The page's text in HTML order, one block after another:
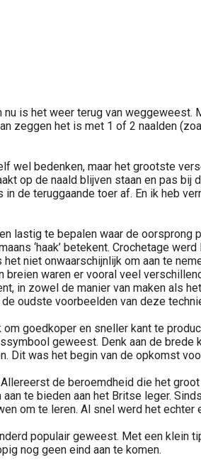
is het weer terug van weggeweest.
zeggen het is met 1 of 2 naalden
wel bedenken, maar het grootste
op de naald blijven staan en pas
de teruggaande toer af. En ik heb
lastig te bepalen waar de
‘haak’ betekent. Crochetage
niet onwaarschijnlijk om aan te
waren er vooral veel
in zowel de manier van maken als
oudste voorbeelden van deze
goedkoper en sneller kant te
geweest. Denk aan de brede
Dit was het begin van de opkomst
de beroemdheid die het
te bieden aan het Britse leger.
om te leren. Al snel werd het
populair geweest. Met een klein
nog geen eind aan te komen.